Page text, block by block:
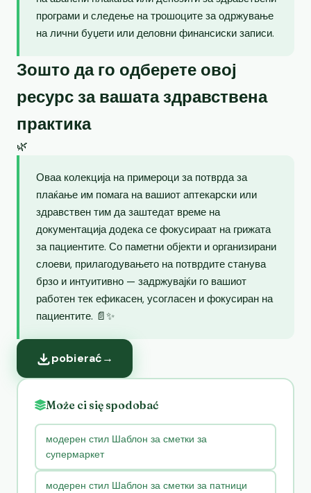
програми и следење на трошоците за одржување
на лични буџети или деловни финансиски записи.
Зошто да го одберете овој
ресурс за вашата здравствена
практика
🌿
Оваа колекција на примероци за потврда за
плаќање им помага на вашиот аптекарски или
здравствен тим да заштедат време на
документација додека се фокусираат на грижата
за пациентите. Со паметни објекти и организирани
слоеви, прилагодувањето на потврдите станува
брзо и интуитивно — задржувајќи го вашиот
работен тек ефикасен, усогласен и фокусиран на
пациентите. 📄✨
pobierać→
Może ci się spodobać
модерен стил Шаблон за сметки за
супермаркет
модерен стил Шаблон за сметки за патници